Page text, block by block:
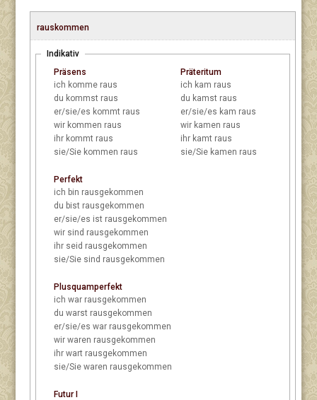
rauskommen
Indikativ
Präsens
ich komme raus
du kommst raus
er/sie/es kommt raus
wir kommen raus
ihr kommt raus
sie/Sie kommen raus
Präteritum
ich kam raus
du kamst raus
er/sie/es kam raus
wir kamen raus
ihr kamt raus
sie/Sie kamen raus
Perfekt
ich bin rausgekommen
du bist rausgekommen
er/sie/es ist rausgekommen
wir sind rausgekommen
ihr seid rausgekommen
sie/Sie sind rausgekommen
Plusquamperfekt
ich war rausgekommen
du warst rausgekommen
er/sie/es war rausgekommen
wir waren rausgekommen
ihr wart rausgekommen
sie/Sie waren rausgekommen
Futur I